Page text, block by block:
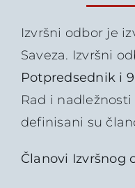
Izvršni odbor je
Saveza. Izvršni
Potpredsednik i
Rad i
definisani su
Članovi Izvršnog